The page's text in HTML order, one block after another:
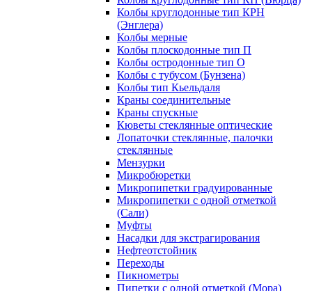
Колбы круглодонные тип КРН
(Энглера)
Колбы мерные
Колбы плоскодонные тип П
Колбы остродонные тип О
Колбы с тубусом (Бунзена)
Колбы тип Кьельдаля
Краны соединительные
Краны спускные
Кюветы стеклянные оптические
Лопаточки стеклянные, палочки
стеклянные
Мензурки
Микробюретки
Микропипетки градуированные
Микропипетки с одной отметкой
(Сали)
Муфты
Насадки для экстрагирования
Нефтеотстойник
Переходы
Пикнометры
Пипетки с одной отметкой (Мора)